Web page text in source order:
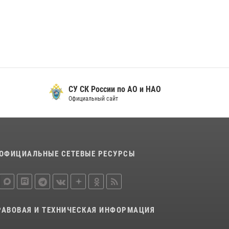
СУ СК России по АО и НАО
Официальный сайт
СЕТЕВЫЕ РЕСУРСЫ
И ТЕХНИЧЕСКАЯ ИНФОРМАЦИЯ